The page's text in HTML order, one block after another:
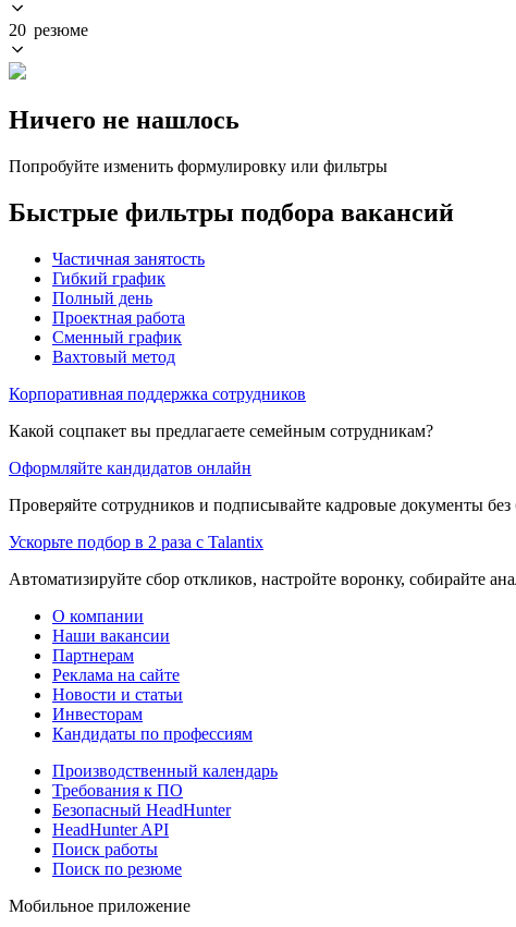
20 резюме
Ничего не нашлось
Попробуйте изменить формулировку или фильтры
Быстрые фильтры подбора вакансий
Частичная занятость
Гибкий график
Полный день
Проектная работа
Сменный график
Вахтовый метод
Корпоративная поддержка сотрудников
Какой соцпакет вы предлагаете семейным сотрудникам?
Оформляйте кандидатов онлайн
Проверяйте сотрудников и подписывайте кадровые документы
Ускорьте подбор в 2 раза с Talantix
Автоматизируйте сбор откликов, настройте воронку, собирайте
О компании
Наши вакансии
Партнерам
Реклама на сайте
Новости и статьи
Инвесторам
Кандидаты по профессиям
Производственный календарь
Требования к ПО
Безопасный HeadHunter
HeadHunter API
Поиск работы
Поиск по резюме
Мобильное приложение